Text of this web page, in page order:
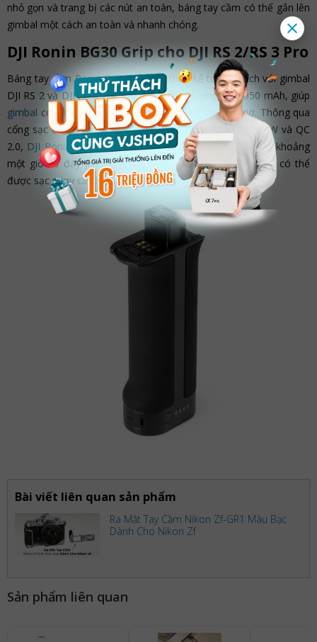
nhỏ gọn và trang bị các nút an toàn, báng tay cầm có thể gắn lên
gimbal một cách an toàn và nhanh chóng.
DJI Ronin BG30 Grip cho DJI RS 2/RS 3 Pro
Báng tay cầm Ronin BG30 Grip có thiết kế tương thích với gimbal
DJI RS 2 và DJI RS 3 Pro. BG30 có dung lượng pin 1950 mAh, giúp
gimbal có năng lượng hoạt động liên tục trong 12 giờ. Thông qua
cổng sạc USB Type-C kết hợp cùng bộ sạc nhanh PD 24W và QC
2.0, DJI Ronin BG30 Gripcó thể sạc từ 0 đến 80% trong khoảng
một giờ và đầy pin trong vòng chỉ 1.5 giờ. Đặc biệt,pin có thể
được sạc ngay cả khi tháo khỏi gimbal.
Bài viết liên quan sản phẩm
Ra Mắt Tay Cầm Nikon Zf-GR1 Màu Bạc
Dành Cho Nikon Zf
Sản phẩm liên quan